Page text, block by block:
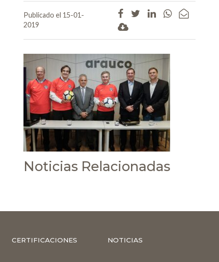
Publicado el 15-01-
2019
Noticias Relacionadas
CERTIFICACIONES NOTICIAS